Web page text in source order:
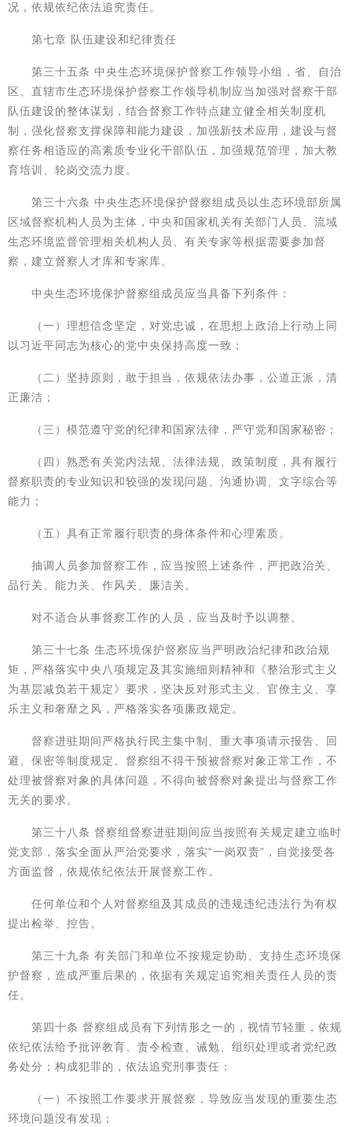
况，依规依纪依法追究责任。
第七章 队伍建设和纪律责任
第三十五条 中央生态环境保护督察工作领导小组，省、自治
区、直辖市生态环境保护督察工作领导机制应当加强对督察干部
队伍建设的整体谋划，结合督察工作特点建立健全相关制度机
制，强化督察支撑保障和能力建设，加强新技术应用，建设与督
察任务相适应的高素质专业化干部队伍，加强规范管理，加大教
育培训、轮岗交流力度。
第三十六条 中央生态环境保护督察组成员以生态环境部所属
区域督察机构人员为主体，中央和国家机关有关部门人员、流域
生态环境监督管理相关机构人员、有关专家等根据需要参加督
察，建立督察人才库和专家库。
中央生态环境保护督察组成员应当具备下列条件：
（一）理想信念坚定，对党忠诚，在思想上政治上行动上同
以习近平同志为核心的党中央保持高度一致；
（二）坚持原则，敢于担当，依规依法办事，公道正派，清
正廉洁；
（三）模范遵守党的纪律和国家法律，严守党和国家秘密；
（四）熟悉有关党内法规、法律法规、政策制度，具有履行
督察职责的专业知识和较强的发现问题、沟通协调、文字综合等
能力；
（五）具有正常履行职责的身体条件和心理素质。
抽调人员参加督察工作，应当按照上述条件，严把政治关、
品行关、能力关、作风关、廉洁关。
对不适合从事督察工作的人员，应当及时予以调整。
第三十七条 生态环境保护督察应当严明政治纪律和政治规
矩，严格落实中央八项规定及其实施细则精神和《整治形式主义
为基层减负若干规定》要求，坚决反对形式主义、官僚主义、享
乐主义和奢靡之风，严格落实各项廉政规定。
督察进驻期间严格执行民主集中制、重大事项请示报告、回
避、保密等制度规定。督察组不得干预被督察对象正常工作，不
处理被督察对象的具体问题，不得向被督察对象提出与督察工作
无关的要求。
第三十八条 督察组督察进驻期间应当按照有关规定建立临时
党支部，落实全面从严治党要求，落实“一岗双责”，自觉接受各
方面监督，依规依纪依法开展督察工作。
任何单位和个人对督察组及其成员的违规违纪违法行为有权
提出检举、控告。
第三十九条 有关部门和单位不按规定协助、支持生态环境保
护督察，造成严重后果的，依据有关规定追究相关责任人员的责
任。
第四十条 督察组成员有下列情形之一的，视情节轻重，依规
依纪依法给予批评教育、责令检查、诫勉、组织处理或者党纪政
务处分；构成犯罪的，依法追究刑事责任：
（一）不按照工作要求开展督察，导致应当发现的重要生态
环境问题没有发现；